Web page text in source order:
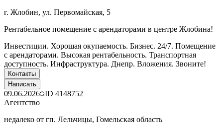
г. Жлобин, ул. Первомайская, 5
Рентабельное помещение с арендаторами в центре Жлобина!
Инвестиции. Хорошая окупаемость. Бизнес. 24/7. Помещение
с арендаторами. Высокая рентабельность. Транспортная
доступность. Инфраструктура. Днепр. Вложения. Звоните!
Контакты
Написать
09.06.2026 ID 4148752
Агентство
недалеко от гп. Лельчицы, Гомельская область